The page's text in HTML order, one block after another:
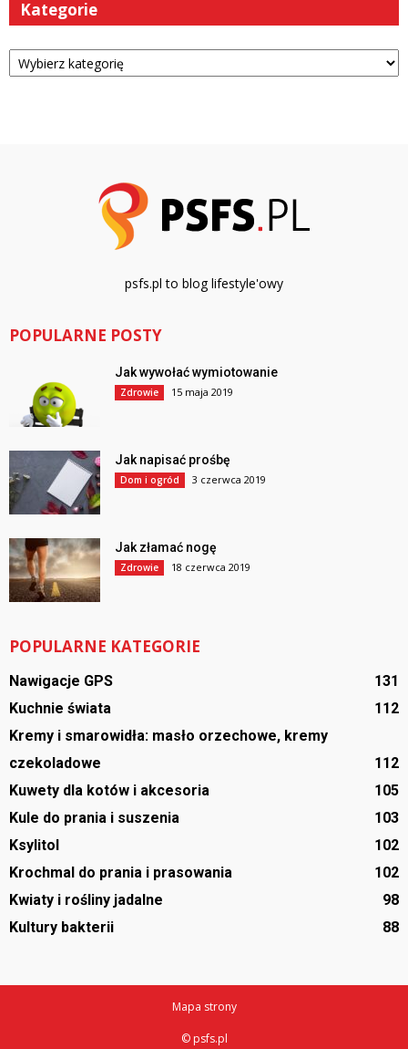
Kategorie
Kategorie
psfs.pl to blog lifestyle'owy
POPULARNE POSTY
Jak wywołać wymiotowanie
Zdrowie 15 maja 2019
Jak napisać prośbę
Dom i ogród 3 czerwca 2019
Jak złamać nogę
Zdrowie 18 czerwca 2019
POPULARNE KATEGORIE
Nawigacje GPS
131
Kuchnie świata
112
Kremy i smarowidła: masło orzechowe, kremy
czekoladowe
112
Kuwety dla kotów i akcesoria
105
Kule do prania i suszenia
103
Ksylitol
102
Krochmal do prania i prasowania
102
Kwiaty i rośliny jadalne
98
Kultury bakterii
88
Mapa strony
© psfs.pl